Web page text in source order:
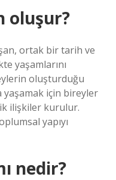
oluşur?
ortak bir tarih ve
yaşamlarını
oluşturduğu
yaşamak için bireyler
ilişkiler kurulur.
yapıyı
nedir?